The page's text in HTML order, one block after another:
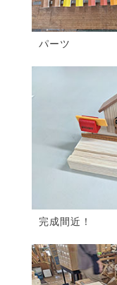
パーツ
完成間近！